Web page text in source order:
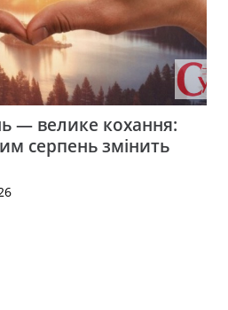
— велике кохання:
серпень змінить